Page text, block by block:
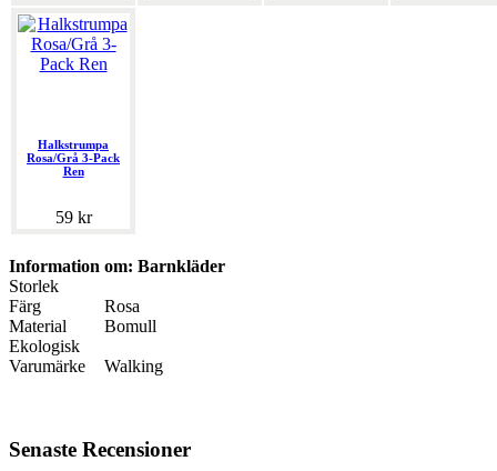
Halkstrumpa
Rosa/Grå 3-Pack
Ren
59 kr
Information om: Barnkläder
Storlek
Färg
Rosa
Material
Bomull
Ekologisk
Varumärke
Walking
Senaste Recensioner